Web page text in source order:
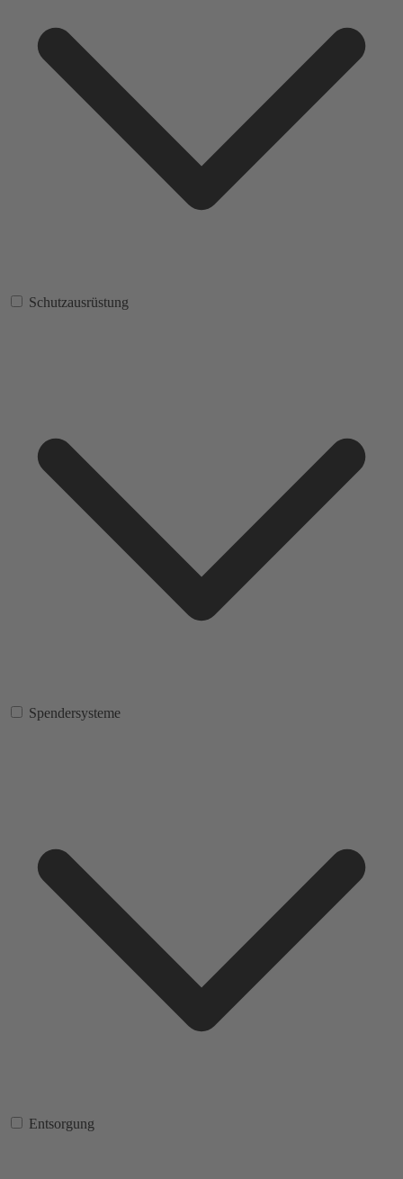
Schutzausrüstung
Spendersysteme
Entsorgung